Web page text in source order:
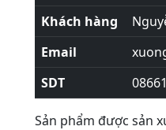
Khách hàng
Email
SDT
Sản phẩm được sản